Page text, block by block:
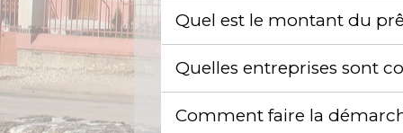
Quel est le montant du
Quelles entreprises sont
Comment faire la